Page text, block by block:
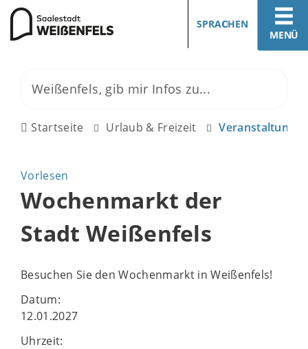
MENÜ
SPRACHEN
Startseite Urlaub & Freizeit
Vorlesen
Wochenmarkt der
Stadt Weißenfels
Besuchen Sie den Wochenmarkt in Weißenfels!
Datum:
12.01.2027
Uhrzeit: